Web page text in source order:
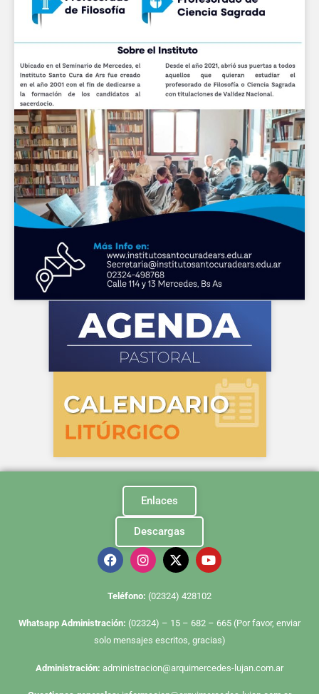
Enlaces
Descargas
Te léfono: (02324) 428102
Whatsapp Administración: (02324) – 15 – 682 – 665 (Por favor, enviar
solo mensajes escritos, gracias)
Administración: administracion@arquimercedes-lujan.com.ar